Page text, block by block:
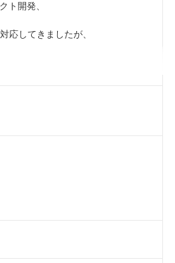
ト開発、
応してきましたが、
す。
課題の重要度が高い。
ッションし着地させていくこと。
見がある方には是非体制構築から